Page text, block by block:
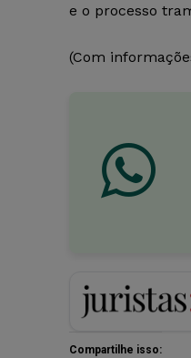
e o processo
(Com
Compartilhe isso: